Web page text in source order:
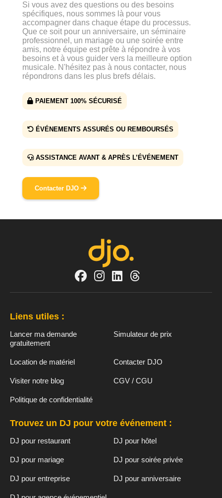
Si vous avez des questions ou des besoins
spécifiques, nous sommes là pour vous
accompagner dans chaque étape du processus.
Que ce soit pour un anniversaire, un séminaire
professionnel, un mariage ou une soirée entre
amis, notre équipe est prête à répondre à vos
besoins et à vous guider vers la meilleure option
musicale. N'hésitez pas à nous contacter, nous
répondrons dans les plus brefs délais.
PAIEMENT 100% SÉCURISÉ
ÉVÉNEMENTS ASSURÉS OU REMBOURSÉS
ASSISTANCE AVANT & APRÈS L’ÉVÉNEMENT
Contacter DJO
Liens utiles :
Lancer ma demande
gratuitement
Simulateur de prix
Location de matériel Contacter DJO
Visiter notre blog CGV / CGU
Politique de confidentialité
Trouvez un DJ pour votre événement :
DJ pour restaurant DJ pour hôtel
DJ pour mariage DJ pour soirée privée
DJ pour entreprise DJ pour anniversaire